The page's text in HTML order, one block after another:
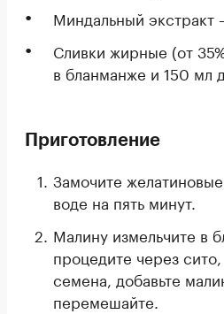
Миндальный экстракт
Сливки жирные (от
в бланманже и 150 мл
Приготовление
Замочите
воде на пять минут.
Малину измельчите в
процедите через
семена, добавьте
перемешайте.